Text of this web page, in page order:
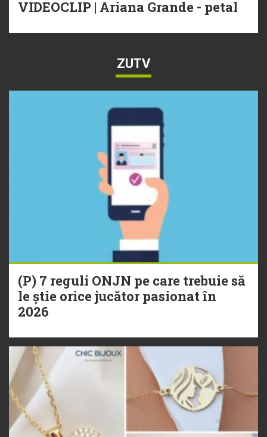
VIDEOCLIP | Ariana Grande - petal
ZUTV
(P) 7 reguli ONJN pe care trebuie să
le știe orice jucător pasionat în
2026